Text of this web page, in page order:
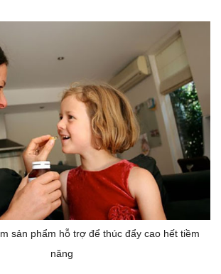
sản phẩm hỗ trợ để thúc đẩy cao hết tiềm
năng